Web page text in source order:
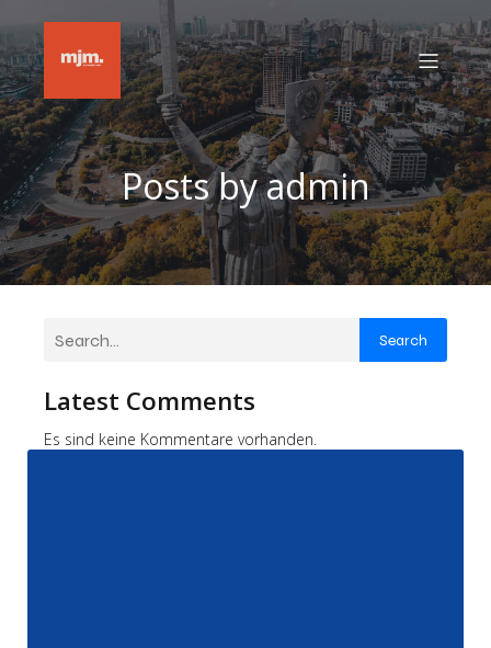
Posts byadmin
Search
Latest Comments
Es sind keine Kommentare vorhanden.